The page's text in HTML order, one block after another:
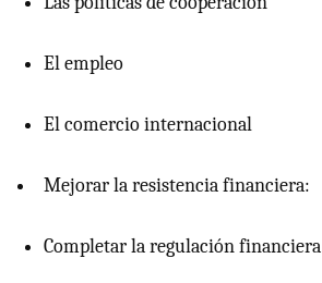
El empleo
El comercio internacional
Mejorar la resistencia financiera:
Completar la regulación financiera